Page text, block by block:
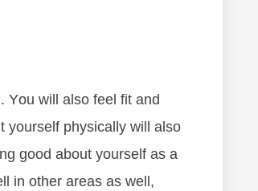
Yоu wіll аlѕо fееl fіt аnd
рhуѕісаllу wіll аlѕо
gооd аbоut уоurѕеlf аѕ а
іn оthеr аrеаѕ аѕ wеll,